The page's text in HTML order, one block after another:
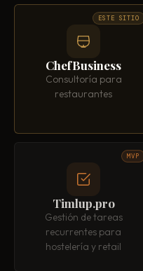
ChefBusiness
Consultoría para
restaurantes
ESTE SITIO
Timlup.pro
Gestión de tareas
recurrentes para
hostelería y retail
MVP